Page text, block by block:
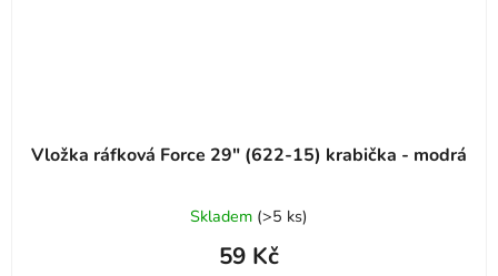
Vložka ráfková Force 29" (622-15) krabička - modrá
Skladem (>5 ks)
59 Kč